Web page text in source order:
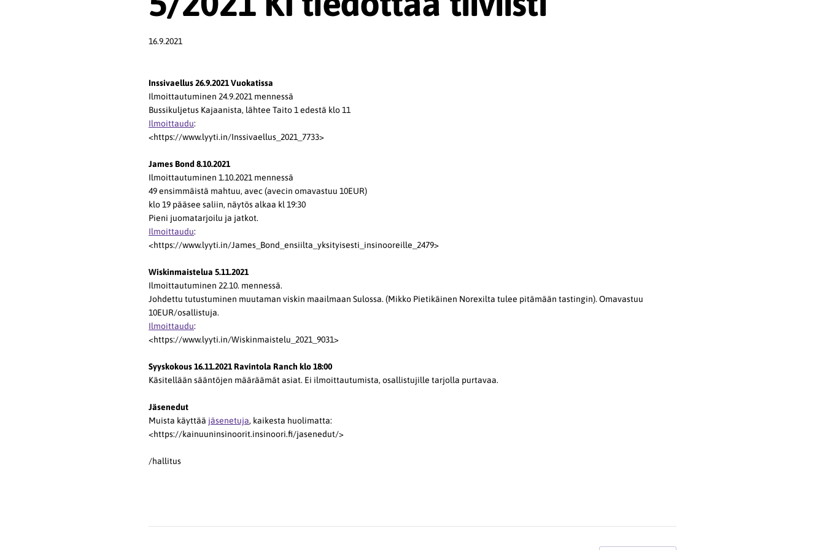
16.9.2021
Inssivaellus 26.9.2021 Vuokatissa
Ilmoittautuminen 24.9.2021 mennessä
Bussikuljetus Kajaanista, lähtee Taito 1 edestä klo 11
Ilmoittaudu:
<https://www.lyyti.in/Inssivaellus_2021_7733>
James Bond 8.10.2021
Ilmoittautuminen 1.10.2021 mennessä
49 ensimmäistä mahtuu, avec (avecin omavastuu 10EUR)
klo 19 pääsee saliin, näytös alkaa kl 19:30
Pieni juomatarjoilu ja jatkot.
Ilmoittaudu:
<https://www.lyyti.in/James_Bond_ensiilta_yksityisesti_insinooreille_2479>
Wiskinmaistelua 5.11.2021
Ilmoittautuminen 22.10. mennessä.
Johdettu tutustuminen muutaman viskin maailmaan Sulossa. (Mikko Pietikäinen Norexilta tulee pitämään tastingin). Omavastuu
10EUR/osallistuja.
Ilmoittaudu:
<https://www.lyyti.in/Wiskinmaistelu_2021_9031>
Syyskokous 16.11.2021 Ravintola Ranch klo 18:00
Käsitellään sääntöjen määräämät asiat. Ei ilmoittautumista, osallistujille tarjolla purtavaa.
Jäsenedut
Muista käyttää jäsenetuja, kaikesta huolimatta:
<https://kainuuninsinoorit.insinoori.fi/jasenedut/>
/hallitus